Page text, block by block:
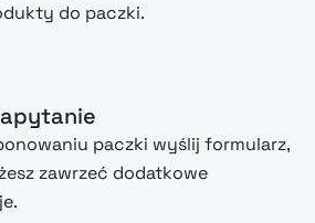
do paczki.
paczki wyślij formularz,
zawrzeć dodatkowe